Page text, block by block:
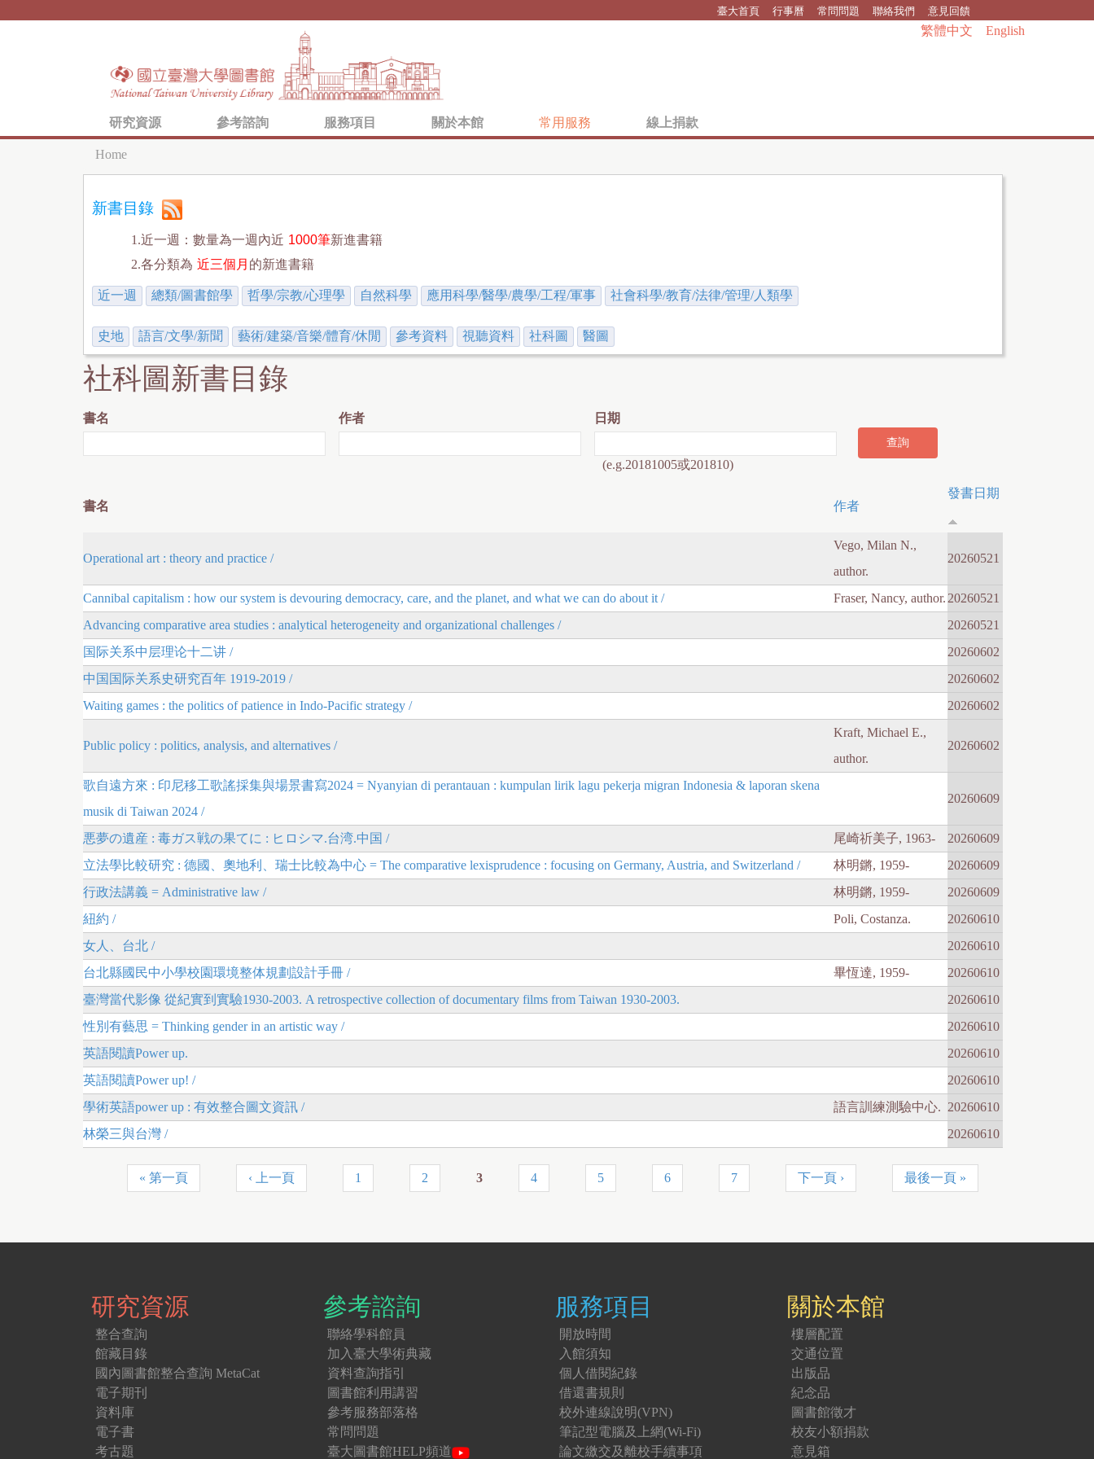
臺大首頁 行事曆 常問問題 聯絡我們 意見回饋
繁體中文 English
研究資源 參考諮詢 服務項目 關於本館 常用服務 線上捐款
Y
o
r
e
h
e
r
e
Home
新書目錄
1.近一週：數量為一週內近 1000筆新進書籍
2.各分類為 近三個月 的新進書籍
近一週 總類/圖書館學 哲學/宗教/心理學 自然科學 應用科學/醫學/農學/工程/軍事 社會科學/教育/法律/管理/人類學
史地 語言/文學/新聞 藝術/建築/音樂/體育/休閒 參考資料 視聽資料 社科圖 醫圖
社科圖新書目錄
書名 作者 日期
(e.g.20181005或201810)
書名 作者
發書日期
Operational art : theory and practice /
Vego, Milan N.,
author.
20260521
Cannibal capitalism : how our system is devouring democracy, care, and the planet, and what we can do about it / Fraser, Nancy, author. 20260521
Advancing comparative area studies : analytical heterogeneity and organizational challenges /
20260521
国际关系中层理论十二讲 /
20260602
中国国际关系史研究百年 1919-2019 /
20260602
Waiting games : the politics of patience in Indo-Pacific strategy /
20260602
Public policy : politics, analysis, and alternatives /
Kraft, Michael E.,
author.
20260602
歌自遠方來 : 印尼移工歌謠採集與場景書寫2024 = Nyanyian di perantauan : kumpulan lirik lagu pekerja migran Indonesia & laporan skena
musik di Taiwan 2024 /
20260609
悪夢の遺産 : 毒ガス戦の果てに : ヒロシマ.台湾.中国 / 尾崎祈美子, 1963-
20260609
立法學比較研究 : 德國、奧地利、瑞士比較為中心 = The comparative lexisprudence : focusing on Germany, Austria, and Switzerland /
林明鏘, 1959-
20260609
行政法講義 = Administrative law /
林明鏘, 1959-
20260609
紐約 /
Poli, Costanza.
20260610
女人、台北 /
20260610
台北縣國民中小學校園環境整体規劃設計手冊 /
畢恆達, 1959-
20260610
臺灣當代影像 從紀實到實驗1930-2003. A retrospective collection of documentary films from Taiwan 1930-2003.
20260610
性別有藝思 = Thinking gender in an artistic way /
20260610
英語閱讀Power up.
20260610
英語閱讀Power up! /
20260610
學術英語power up : 有效整合圖文資訊 /
語言訓練測驗中心. 20260610
林榮三與台灣 /
20260610
g
s
« 第一頁 ‹ 上一頁 1 2 3 4 5 6 7 下一頁 › 最後一頁 »
研究資源
整合查詢
館藏目錄
國內圖書館整合查詢 MetaCat
電子期刊
資料庫
電子書
考古題
參考諮詢
聯絡學科館員
加入臺大學術典藏
資料查詢指引
圖書館利用講習
參考服務部落格
常問問題
臺大圖書館HELP頻道
服務項目
開放時間
入館須知
個人借閱紀錄
借還書規則
校外連線說明(VPN)
筆記型電腦及上網(Wi-Fi)
論文繳交及離校手續事項
關於本館
樓層配置
交通位置
出版品
紀念品
圖書館徵才
校友小額捐款
意見箱